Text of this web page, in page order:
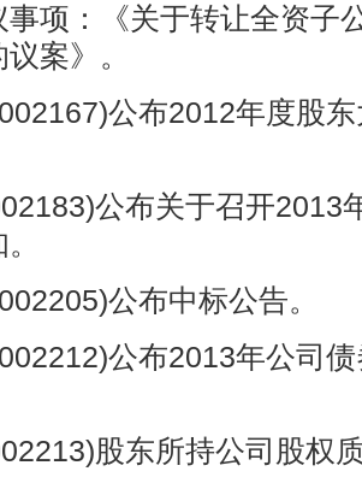
事项：《关于转让全资子
案》。
公布2012年度股
公布关于召开2013
公布中标公告。
公布2013年公司
股东所持公司股权